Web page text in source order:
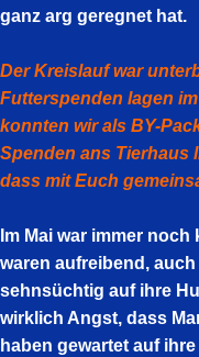
ganz arg geregnet hat.
Der Kreislauf war
Futterspenden lagen
konnten wir als BY-
Spenden ans Tierhaus
dass mit Euch
Im Mai war immer
waren aufreibend,
sehnsüchtig auf ihre
wirklich Angst, dass
haben gewartet auf